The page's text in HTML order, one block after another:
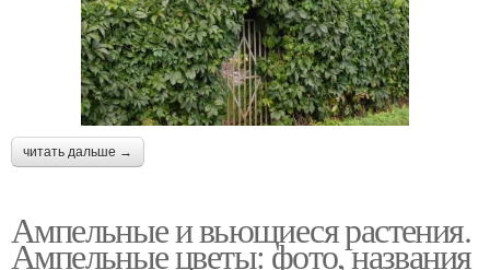
читать дальше →
Ампельные и вьющиеся растения.
Ампельные цветы: фото, названия